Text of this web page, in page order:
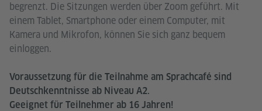
begrenzt. Die Sitzungen werden über Zoom geführt. Mit
einem Tablet, Smartphone oder einem Computer, mit
Kamera und Mikrofon, können Sie sich ganz bequem
einloggen.
Voraussetzung für die Teilnahme am Sprachcafé sind
Deutschkenntnisse ab Niveau A2.
Geeignet für Teilnehmer ab 16 Jahren!